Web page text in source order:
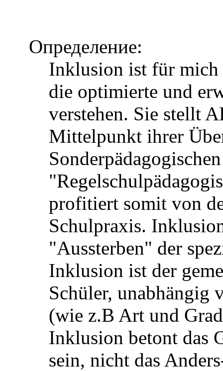
Определение:
Inklusion ist für mich
die optimierte und
verstehen. Sie stellt
Mittelpunkt ihrer
profitiert somit von
Schulpraxis.
"Aussterben" der
Inklusion ist der
Schüler, unabhängig
(wie z.B Art und
Inklusion betont das
sein, nicht das